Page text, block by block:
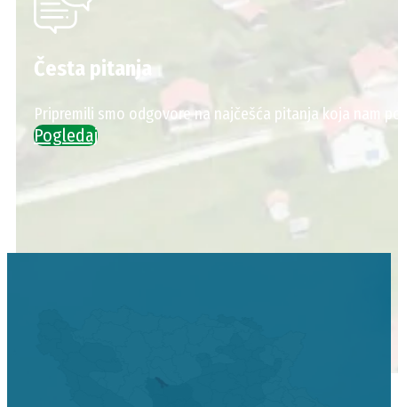
Česta pitanja
Pripremili smo odgovore na najčešća pitanja koja nam
Pogledaj